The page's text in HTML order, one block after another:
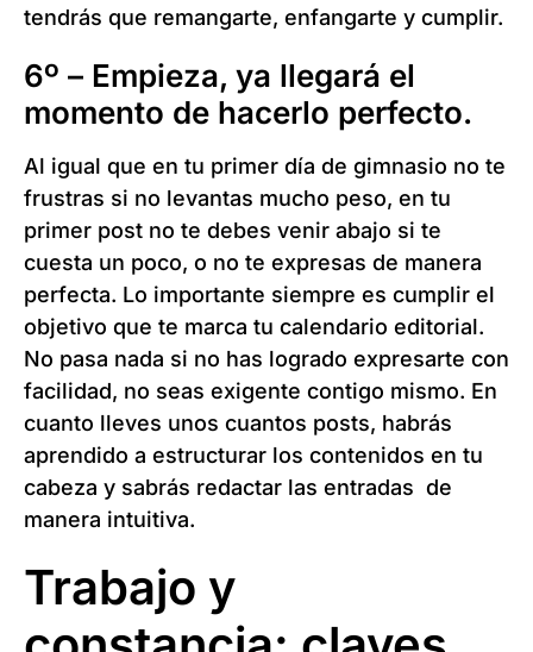
tendrás que remangarte, enfangarte y cumplir.
6º – Empieza, ya llegará el
momento de hacerlo perfecto.
Al igual que en tu primer día de gimnasio no te
frustras si no levantas mucho peso, en tu
primer post no te debes venir abajo si te
cuesta un poco, o no te expresas de manera
perfecta. Lo importante siempre es cumplir el
objetivo que te marca tu calendario editorial.
No pasa nada si no has logrado expresarte con
facilidad, no seas exigente contigo mismo. En
cuanto lleves unos cuantos posts, habrás
aprendido a estructurar los contenidos en tu
cabeza y sabrás redactar las entradas de
manera intuitiva.
Trabajo y